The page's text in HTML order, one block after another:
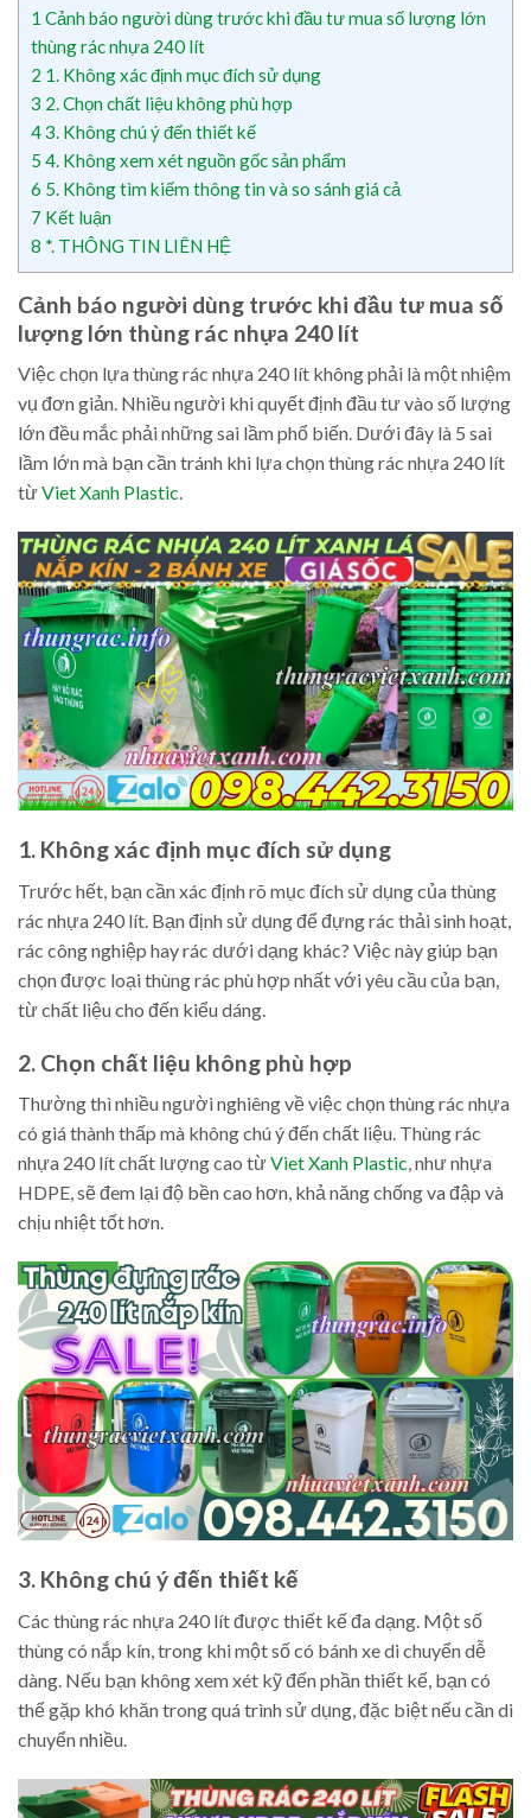
1 Cảnh báo người dùng trước khi đầu tư mua số lượng lớn
thùng rác nhựa 240 lít
2 1. Không xác định mục đích sử dụng
3 2. Chọn chất liệu không phù hợp
43. Không chú ý đến thiết kế
5 4. Không xem xét nguồn gốc sản phẩm
6 5. Không tìm kiếm thông tin và so sánh giá cả
7 Kết luận
8 *. THÔNG TIN LIÊN HỆ
Cảnh báo người dùng trước khi đầu tư mua số
lượng lớn thùng rác nhựa 240 lít
Việc chọn lựa thùng rác nhựa 240 lít không phải là một nhiệm
vụ đơn giản. Nhiều người khi quyết định đầu tư vào số lượng
lớn đều mắc phải những sai lầm phổ biến. Dưới đây là 5 sai
lầm lớn mà bạn cần tránh khi lựa chọn thùng rác nhựa 240 lít
từViet Xanh Plastic.
1. Không xác định mục đích sử dụng
Trước hết, bạn cần xác định rõ mục đích sử dụng của thùng
rác nhựa 240 lít. Bạn định sử dụng để đựng rác thải sinh hoạt,
rác công nghiệp hay rác dưới dạng khác? Việc này giúp bạn
chọn được loại thùng rác phù hợp nhất với yêu cầu của bạn,
từ chất liệu cho đến kiểu dáng.
2. Chọn chất liệu không phù hợp
Thường thì nhiều người nghiêng về việc chọn thùng rác nhựa
có giá thành thấp mà không chú ý đến chất liệu. Thùng rác
nhựa 240 lít chất lượng cao từViet Xanh Plastic, như nhựa
HDPE, sẽ đem lại độ bền cao hơn, khả năng chống va đập và
chịu nhiệt tốt hơn.
3. Không chú ý đến thiết kế
Các thùng rác nhựa 240 lít được thiết kế đa dạng. Một số
thùng có nắp kín, trong khi một số có bánh xe di chuyển dễ
dàng. Nếu bạn không xem xét kỹ đến phần thiết kế, bạn có
thể gặp khó khăn trong quá trình sử dụng, đặc biệt nếu cần di
chuyển nhiều.